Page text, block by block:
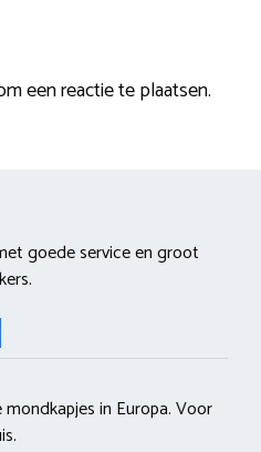
een reactie te plaatsen.
goede service en groot
in Europa. Voor